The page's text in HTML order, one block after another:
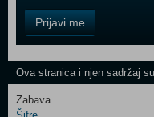
Field
One
Newsletter
Prijavi me
Ova stranica i njen sadržaj
Zabava